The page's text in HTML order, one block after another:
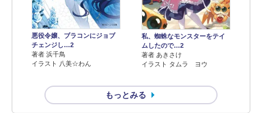
悪役令嬢、ブラコンにジョブ
チェンジし…2
著者 浜千鳥
イラスト 八美☆わん
私、蜘蛛なモンスターをテイ
ムしたので…2
著者 あきさけ
イラスト タムラ ヨウ
もっとみる